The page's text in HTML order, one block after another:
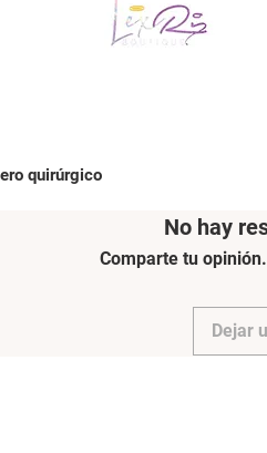
quirúrgico
No hay
Comparte tu
Dejar